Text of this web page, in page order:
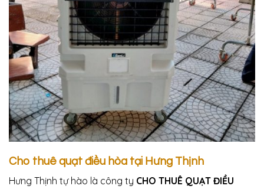
Cho thuê quạt điều hòa tại Hưng Thịnh
Hưng Thịnh tự hào là công ty CHO THUÊ QUẠT ĐIỀU